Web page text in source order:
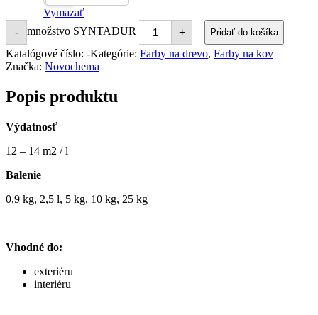
Vymazať
-
množstvo SYNTADUR + Pridať do košíka
Katalógové číslo: -Kategórie: Farby na drevo, Farby na kov
Značka: Novochema
Popis produktu
Výdatnosť
12 – 14 m2 / l
Balenie
0,9 kg, 2,5 l, 5 kg, 10 kg, 25 kg
Vhodné do:
exteriéru
interiéru